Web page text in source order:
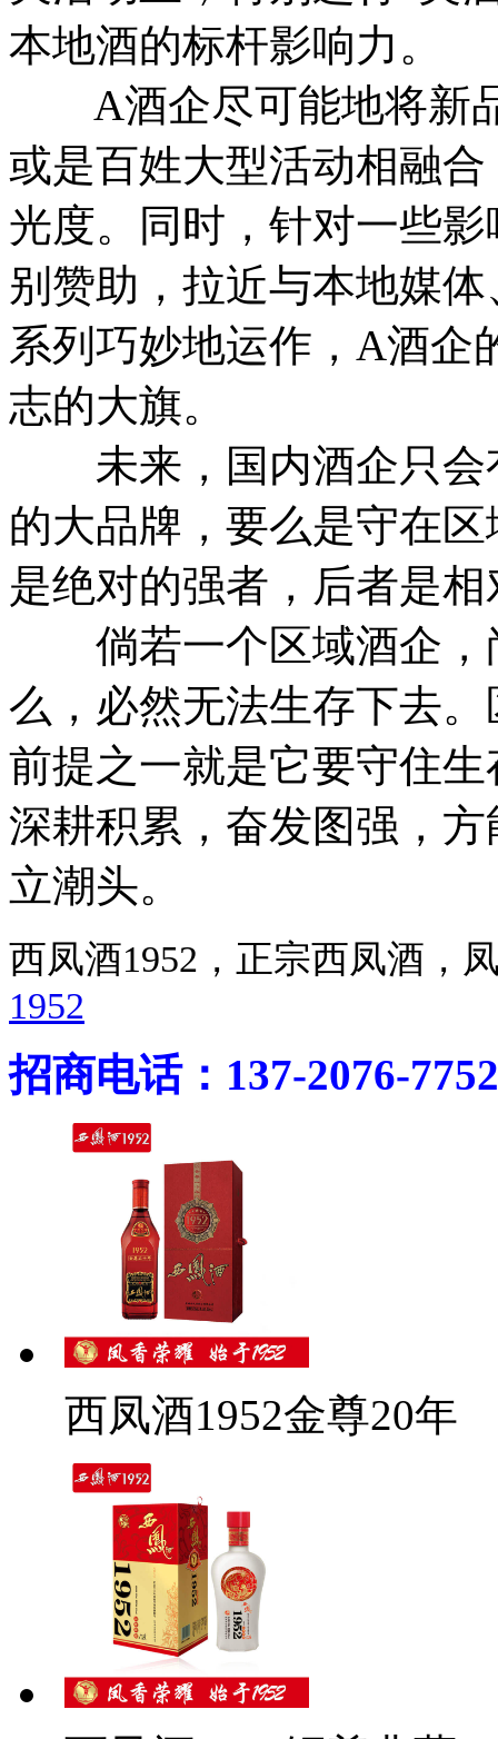
本地酒的标杆影响力。
A酒企尽可能地将新
或是百姓大型活动相融
光度。同时，针对一些
别赞助，拉近与本地媒
系列巧妙地运作，A酒企
志的大旗。
未来，国内酒企只会
的大品牌，要么是守在
是绝对的强者，后者是
倘若一个区域酒企，
么，必然无法生存下去
前提之一就是它要守住
深耕积累，奋发图强，
立潮头。
西凤酒1952，正宗西凤酒
1952
招商电话：137-2076-7752
西凤酒1952金尊20年